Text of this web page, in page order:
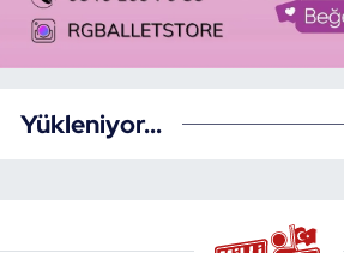
Yükleniyor...